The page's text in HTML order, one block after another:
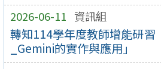
2026-06-11 資訊組
轉知114學年度教師增能研習
_Gemini的實作與應用」